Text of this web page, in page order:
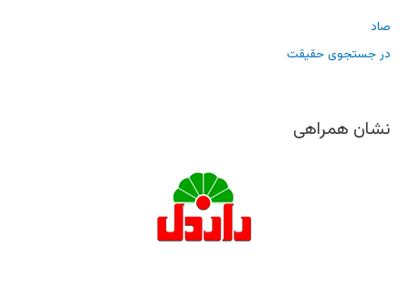
صاد
در جستجوی حقیقت
نشان همراهی